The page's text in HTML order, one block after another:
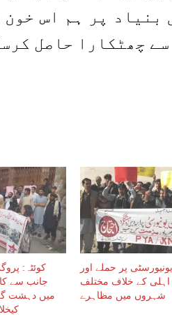
بنیاد پر ہم اس
چھٹکارا حاصل
کوئٹہ:
جانب سے
میں دہشت
پر حملے اور
اہلی کے خلاف مختلف
شہروں میں مظاہرے